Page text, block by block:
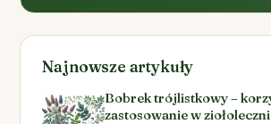
Najnowsze artykuły
Bobrek trójlistkowy –
zastosowanie w